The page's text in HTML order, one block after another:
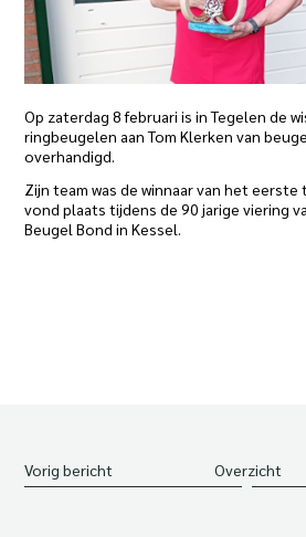
Op zaterdag 8 februari is in Tegelen de
ringbeugelen aan Tom Klerken van
overhandigd.
Zijn team was de winnaar van het
vond plaats tijdens de 90 jarige viering
Beugel Bond in Kessel.
Vorig bericht Overzicht